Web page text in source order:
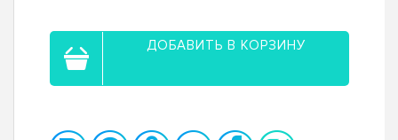
ДОБАВИТЬ В КОРЗИНУ